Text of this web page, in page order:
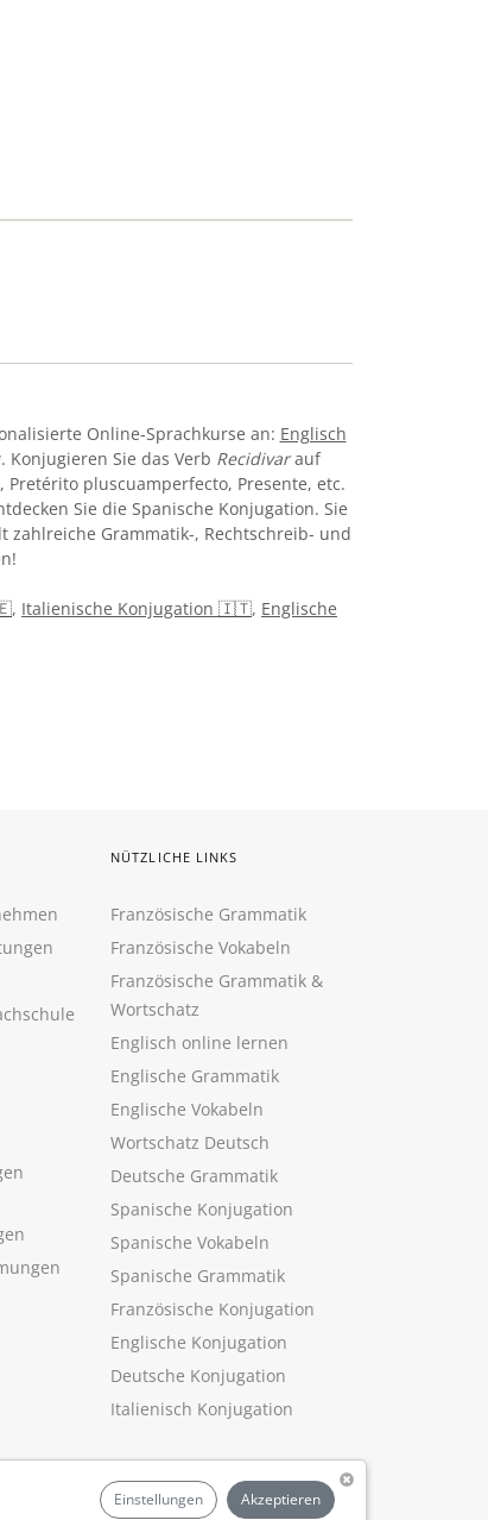
Online-Sprachkurse an: Englisch
Konjugieren Sie das Verb Recidivarauf
pluscuamperfecto, Presente, etc.
Sie die Spanische Konjugation. Sie
zahlreiche Grammatik-, Rechtschreib- und
, Italienische Konjugation 🇮🇹, Englische
Einstellungen Akzeptieren
NÜTZLICHE LINKS
Französische Grammatik
Französische Vokabeln
Französische Grammatik &
Wortschatz
Englisch online lernen
Englische Grammatik
Englische Vokabeln
Wortschatz Deutsch
Deutsche Grammatik
Spanische Konjugation
Spanische Vokabeln
Spanische Grammatik
Französische Konjugation
Englische Konjugation
Deutsche Konjugation
Italienisch Konjugation